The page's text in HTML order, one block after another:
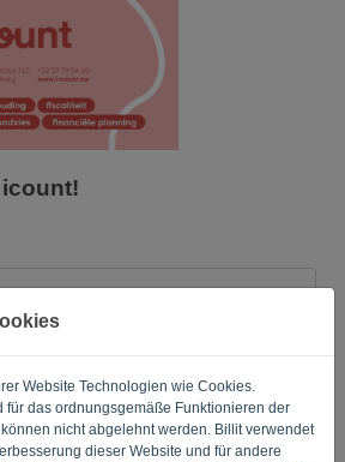
Website Technologien wie Cookies.
für das ordnungsgemäße Funktionieren der
nicht abgelehnt werden. Billit verwendet
dieser Website und für andere
Passwort vergessen?